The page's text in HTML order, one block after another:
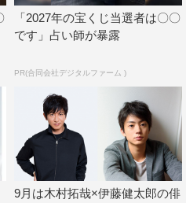
55
flow/
「2027年の宝くじ当選者は〇〇
です」占い師が暴露
PR(合同会社デジタルファーム )
9月は木村拓哉×伊藤健太郎の俳